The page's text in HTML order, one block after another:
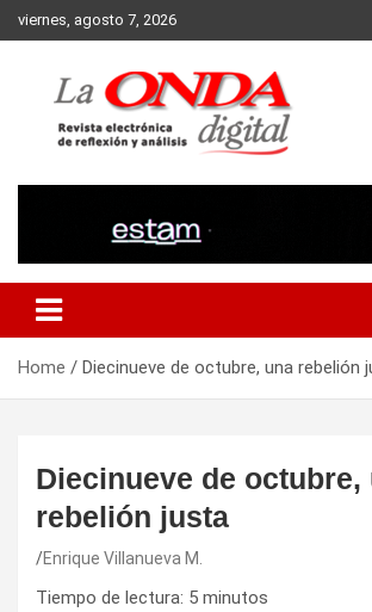
Skip
to
viernes, agosto 7, 2026
Home Diecinueve de octubre, una rebelión
Diecinueve de octubre,
rebelión justa
Enrique Villanueva M.
Tiempo de lectura: 5 minutos